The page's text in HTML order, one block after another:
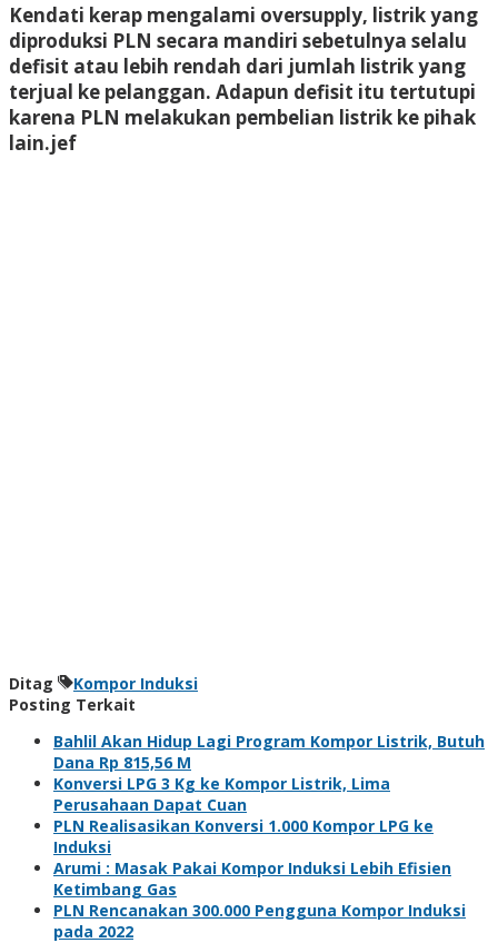
Kendati kerap mengalami oversupply, listrik yang
diproduksi PLN secara mandiri sebetulnya selalu
defisit atau lebih rendah dari jumlah listrik yang
terjual ke pelanggan. Adapun defisit itu tertutupi
karena PLN melakukan pembelian listrik ke pihak
lain.jef
Ditag
Kompor Induksi
Posting Terkait
Bahlil Akan Hidup Lagi Program Kompor Listrik, Butuh
Dana Rp 815,56 M
Konversi LPG 3 Kg ke Kompor Listrik, Lima
Perusahaan Dapat Cuan
PLN Realisasikan Konversi 1.000 Kompor LPG ke
Induksi
Arumi : Masak Pakai Kompor Induksi Lebih Efisien
Ketimbang Gas
PLN Rencanakan 300.000 Pengguna Kompor Induksi
pada 2022